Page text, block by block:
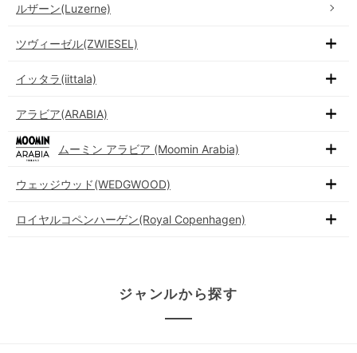
ルザーン(Luzerne)
ツヴィーゼル(ZWIESEL)
イッタラ(iittala)
アラビア(ARABIA)
ムーミン アラビア (Moomin Arabia)
ウェッジウッド(WEDGWOOD)
ロイヤルコペンハーゲン(Royal Copenhagen)
ジャンルから探す